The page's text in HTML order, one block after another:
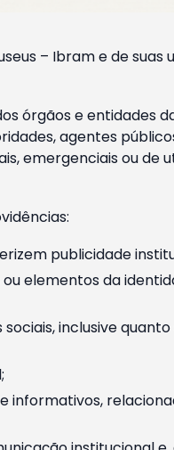
– Ibram e de
órgãos e entidades
agentes
emergenciais ou de
publicidade
elementos da
inclusive